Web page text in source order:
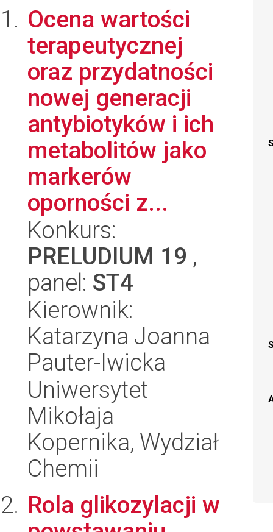
Ocena wartości
terapeutycznej
oraz przydatności
nowej generacji
antybiotyków i ich
metabolitów jako
markerów
oporności z...
Konkurs:
PRELUDIUM 19 ,
panel: ST4
Kierownik:
Katarzyna Joanna
Pauter-Iwicka
Uniwersytet
Mikołaja
Kopernika, Wydział
Chemii
Rola glikozylacji w